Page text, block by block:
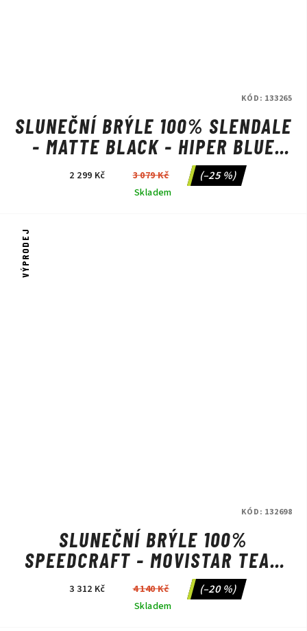
SLUNEČNÍ BRÝLE 100% SLENDALE
- MATTE BLACK - HIPER BLUE
MULTILAYER MIRROR
2 299 Kč 3 079 Kč (–25 %)
Skladem
KÓD: 133265
VÝPRODEJ
SLUNEČNÍ BRÝLE 100%
SPEEDCRAFT - MOVISTAR TEAM
WHITE/HIPER BLUE MULTILAYER
MIRROR LENS
3 312 Kč 4 140 Kč (–20 %)
Skladem
KÓD: 132698